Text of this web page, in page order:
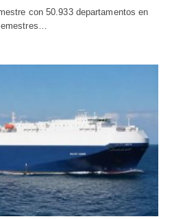
con 50.933 departamentos en